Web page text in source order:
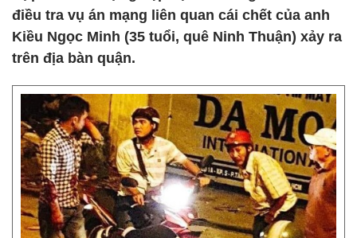
điều tra vụ án mạng liên quan cái chết của anh
Kiều Ngọc Minh (35 tuổi, quê Ninh Thuận) xảy ra
trên địa bàn quận.